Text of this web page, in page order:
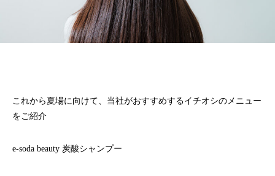
「ウアオ！」という感嘆の言葉に込めてネーミングしました。
これから夏場に向けて、当社がおすすめするイチオシのメニュー
をご紹介
e-soda beauty 炭酸シャンプー